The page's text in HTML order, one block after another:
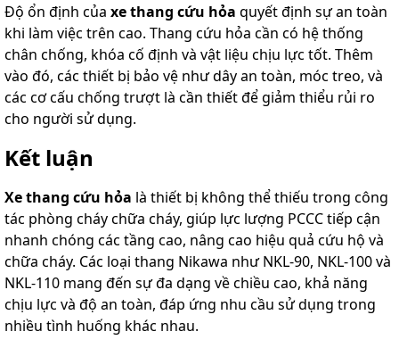
Độ ổn định của xe thang cứu hỏa quyết định sự an toàn
khi làm việc trên cao. Thang cứu hỏa cần có hệ thống
chân chống, khóa cố định và vật liệu chịu lực tốt. Thêm
vào đó, các thiết bị bảo vệ như dây an toàn, móc treo, và
các cơ cấu chống trượt là cần thiết để giảm thiểu rủi ro
cho người sử dụng.
Kết luận
Xe thang cứu hỏa là thiết bị không thể thiếu trong công
tác phòng cháy chữa cháy, giúp lực lượng PCCC tiếp cận
nhanh chóng các tầng cao, nâng cao hiệu quả cứu hộ và
chữa cháy. Các loại thang Nikawa như NKL-90, NKL-100 và
NKL-110 mang đến sự đa dạng về chiều cao, khả năng
chịu lực và độ an toàn, đáp ứng nhu cầu sử dụng trong
nhiều tình huống khác nhau.